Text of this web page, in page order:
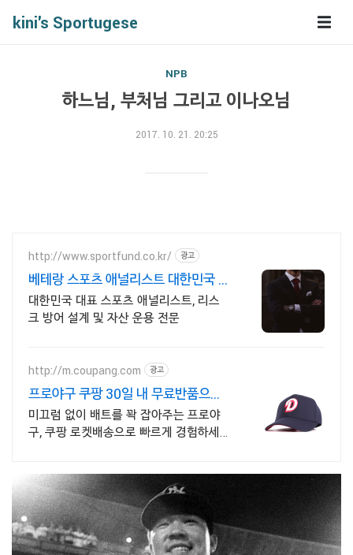
kini's Sportugese
NPB
하느님, 부처님 그리고 이나오님
2017. 10. 21. 20:25
http://www.sportfund.co.kr/ 광고
베테랑 스포츠 애널리스트 대한민국 1
순위 전력 분석가
대한민국 대표 스포츠 애널리스트, 리스
크 방어 설계 및 자산 운용 전문
http://m.coupang.com 광고
프로야구 쿠팡 30일 내 무료반품으로
안심
미끄럼 없이 배트를 꽉 잡아주는 프로야
구, 쿠팡 로켓배송으로 빠르게 경험하세